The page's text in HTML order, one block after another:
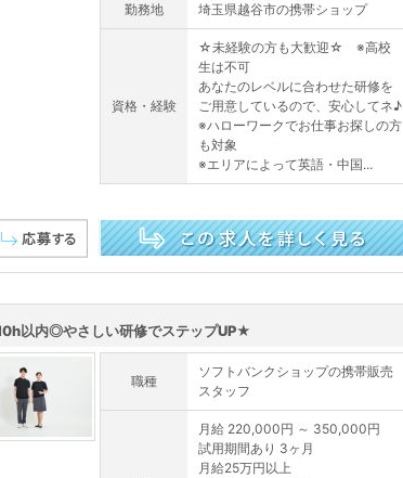
勤務地 埼玉県越谷市の携帯ショップ
資格・経験
☆未経験の方も大歓迎☆ ※高校
生は不可
あなたのレベルに合わせた研修を
ご用意しているので、安心してネ♪
※ハローワークでお仕事お探しの方
も対象
※エリアによって英語・中国...
以内◎やさしい研修でステップUP★
職種
ソフトバンクショップの携帯販売
スタッフ
月給 220,000円 ～ 350,000円
試用期間あり 3ヶ月
月給25万円以上